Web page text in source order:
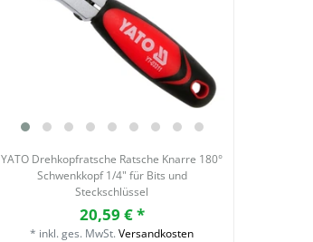
YATO Drehkopfratsche Ratsche Knarre 180°
Schwenkkopf 1/4" für Bits und
Steckschlüssel
20,59 € *
* inkl. ges. MwSt. Versandkosten